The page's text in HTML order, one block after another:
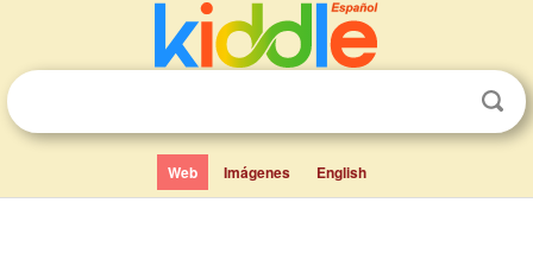
Web Imágenes English